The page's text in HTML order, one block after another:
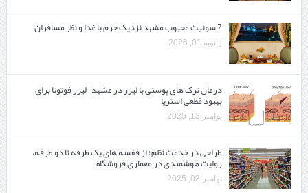
7 سوئیت محبوب مشهد نزدیک حرم با غذا و نظر مسافران
ژانویه 01, 2026
درمان ترک های پوستی با لیزر در مشهد | لیزر فوتونا برای
بهبود قطعی استریا
نوامبر 13, 2025
طراحی در خدمت نظم؛ از قفسه ‌های یک‌ طرفه تا دو طرفه،
روایت هوشمندی در معماری فروشگاه
نوامبر 03, 2025